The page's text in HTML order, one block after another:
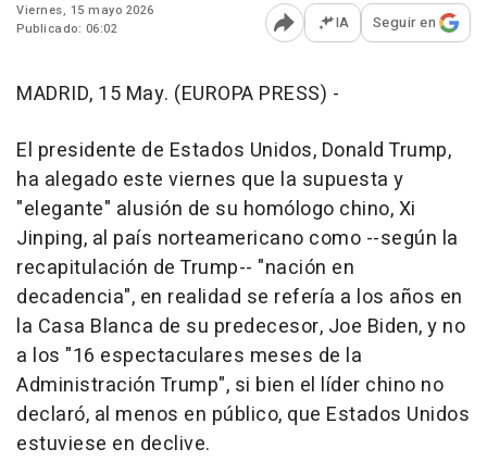
Viernes, 15 mayo 2026
Publicado: 06:02
Abrir opciones para
IA Seguir en
MADRID, 15 May. (EUROPA PRESS) -
El presidente de Estados Unidos, Donald Trump,
ha alegado este viernes que la supuesta y
"elegante" alusión de su homólogo chino, Xi
Jinping, al país norteamericano como --según la
recapitulación de Trump-- "nación en
decadencia", en realidad se refería a los años en
la Casa Blanca de su predecesor, Joe Biden, y no
a los "16 espectaculares meses de la
Administración Trump", si bien el líder chino no
declaró, al menos en público, que Estados Unidos
estuviese en declive.